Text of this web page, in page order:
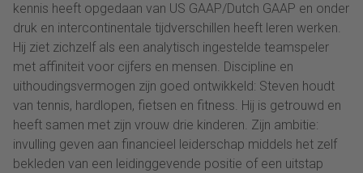
kennis heeft opgedaan van US GAAP/Dutch GAAP en onder
druk en intercontinentale tijdverschillen heeft leren werken.
Hij ziet zichzelf als een analytisch ingestelde teamspeler
met affiniteit voor cijfers en mensen. Discipline en
uithoudingsvermogen zijn goed ontwikkeld: Steven houdt
van tennis, hardlopen, fietsen en fitness. Hij is getrouwd en
heeft samen met zijn vrouw drie kinderen. Zijn ambitie:
invulling geven aan financieel leiderschap middels het zelf
bekleden van een leidinggevende positie of een uitstap